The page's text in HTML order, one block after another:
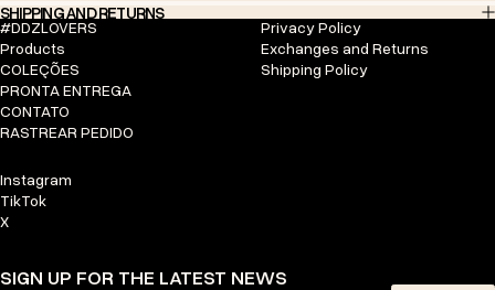
SHIPPING AND RETURNS
#DDZLOVERS
Products
COLEÇÕES
PRONTA ENTREGA
CONTATO
RASTREAR PEDIDO
Privacy Policy
Exchanges and Returns
Shipping Policy
Instagram
TikTok
X
SIGN UP FOR THE LATEST NEWS